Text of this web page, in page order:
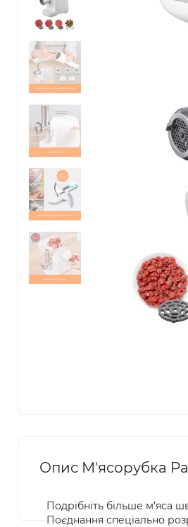
Опис М'ясорубка
Подрібніть більше м’яса
Поєднання спеціально